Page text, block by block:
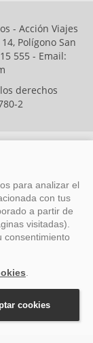
- Acción Viajes
Polígono San
555 - Email:
derechos
2
de Desarrollo
de las pymes
tecnológico, la
Gracias a
Plan de Acción
ha contado con el
de la Cámara